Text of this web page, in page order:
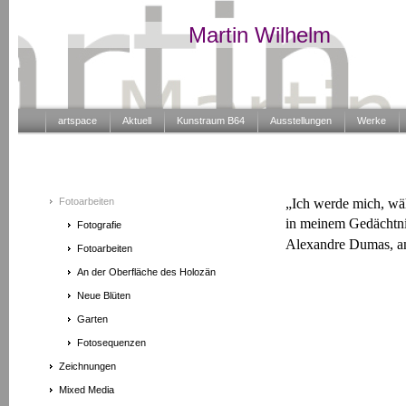
Martin Wilhelm
artspace Aktuell Kunstraum B64 Ausstellungen Werke
Fotoarbeiten
Fotografie
Fotoarbeiten
An der Oberfläche des Holozän
Neue Blüten
Garten
Fotosequenzen
Zeichnungen
Mixed Media
„Ich werde mich,
in meinem
Alexandre Dumas,